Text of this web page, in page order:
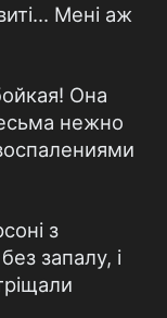
Мені аж
Она
нежно
з
запалу, і